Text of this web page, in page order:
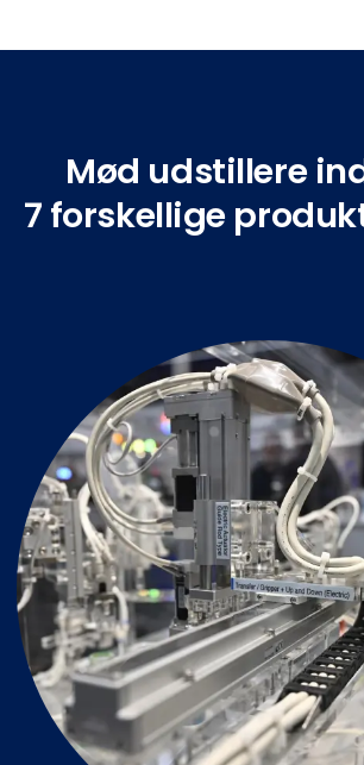
Mød udstillere
7 forskellige